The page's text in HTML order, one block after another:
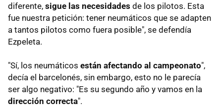
diferente, sigue las necesidades de los pilotos. Esta
fue nuestra petición: tener neumáticos que se adapten
a tantos pilotos como fuera posible", se defendía
Ezpeleta.
"Sí, los neumáticos están afectando al campeonato",
decía el barcelonés, sin embargo, esto no le parecía
ser algo negativo: "Es su segundo año y vamos en la
dirección correcta".